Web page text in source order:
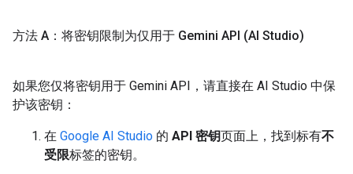
方法 A：将密钥限制为仅用于 Gemini API (AI Studio)
如果您仅将密钥用于 Gemini API，请直接在 AI Studio 中保
护该密钥：
在 Google AI Studio 的 API 密钥页面上，找到标有不
受限标签的密钥。